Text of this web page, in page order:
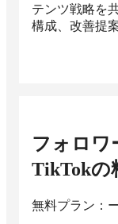
テンツ戦略を
構成、改善提
フォロワ
TikTokの
無料プラン：